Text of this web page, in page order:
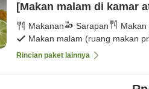
[Makan malam di kamar
Makanan Sarapan
Makan
Makan malam (ruang makan
Rincian paket lainnya